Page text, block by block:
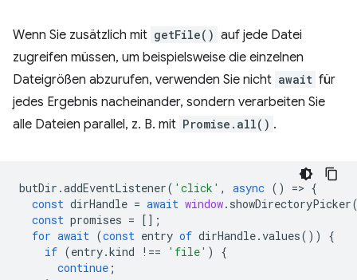
Wenn Sie zusätzlich mit getFile() auf jede Datei
zugreifen müssen, um beispielsweise die einzelnen
Dateigrößen abzurufen, verwenden Sie nicht await für
jedes Ergebnis nacheinander, sondern verarbeiten Sie
alle Dateien parallel, z. B. mit Promise.all() .
butDir .addEventListener( 'click' , async () => {
const dirHandle = await window. showDirectoryPicker
const promises = [];
for await (const entry of dirHandle.values())
{
if (entry.kind !== 'file' )
{
continue ;